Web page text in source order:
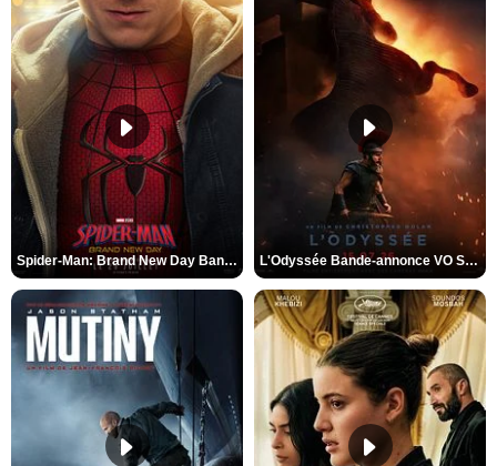
Spider-Man: Brand New Day Bande-annonce VO STFR L'Odyssée Bande-annonce VO STFR